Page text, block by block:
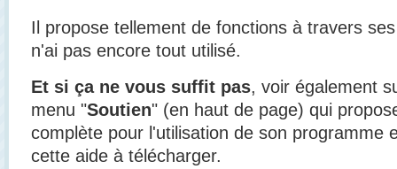
Il propose tellement de fonctions à travers
n'ai pas encore tout utilisé.
Et si ça ne vous suffit pas, voir également
menu "Soutien" (en haut de page) qui
complète pour l'utilisation de son programme
cette aide à télécharger.